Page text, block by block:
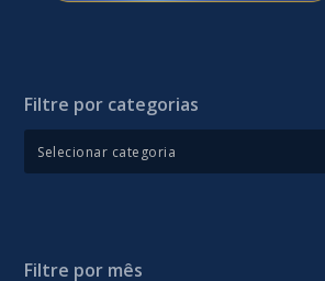
Filtre por categorias
Filtre por mês